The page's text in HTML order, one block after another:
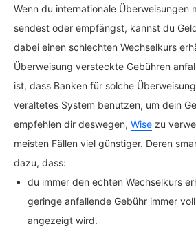
Wenn du internationale Überweisungen
sendest oder empfängst, kannst du
dabei einen schlechten Wechselkurs
Überweisung versteckte Gebühren
ist, dass Banken für solche
veraltetes System benutzen, um dein
empfehlen dir deswegen, Wise zu
meisten Fällen viel günstiger. Deren
dazu, dass:
du immer den echten Wechselkurs
geringe anfallende Gebühr immer
angezeigt wird.